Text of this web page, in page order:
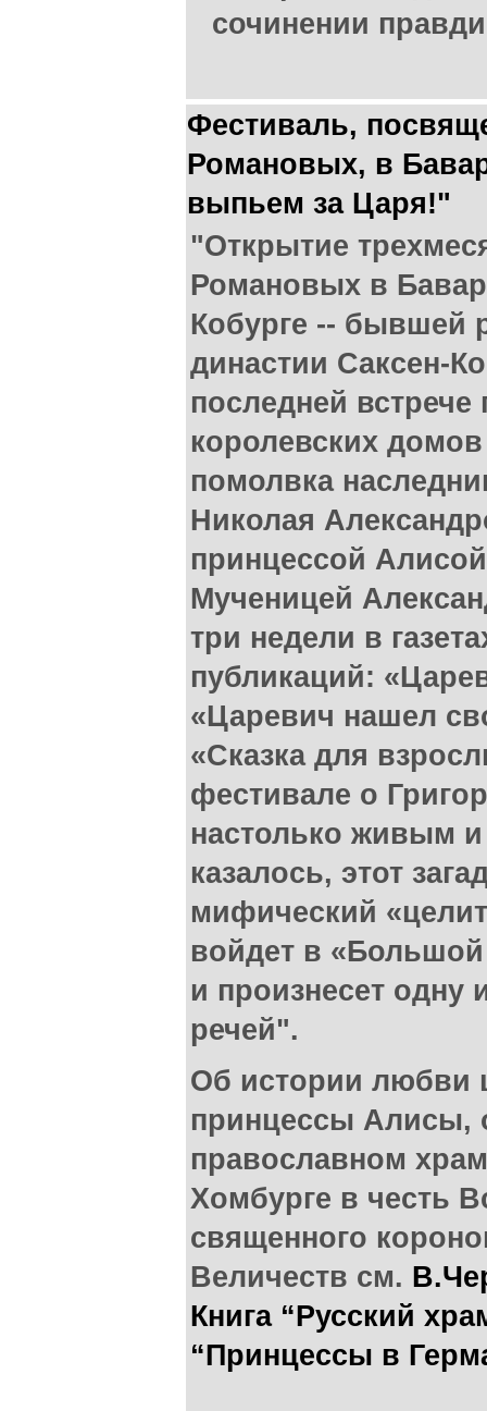
сочинении
Фестиваль,
Романовых, в
выпьем за Царя!"
"Открытие
Романовых в
Кобурге -- бывшей
династии Саксен-
последней встрече
королевских
помолвка
Николая
принцессой
Мученицей
три недели в
публикаций:
«Царевич нашел
«Сказка для
фестивале о
настолько живым
казалось, этот
мифический
войдет в «Большой
и произнесет одну
речей".
Об истории любви
принцессы Алисы,
православном
Хомбурге в честь
священного
Величеств см.
Книга “Русский
“Принцессы в